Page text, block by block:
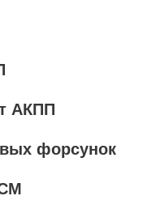
АКПП
форсунок